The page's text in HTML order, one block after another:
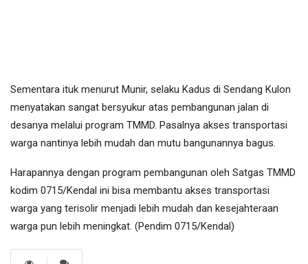
Sementara ituk menurut Munir, selaku Kadus di Sendang Kulon
menyatakan sangat bersyukur atas pembangunan jalan di
desanya melalui program TMMD. Pasalnya akses transportasi
warga nantinya lebih mudah dan mutu bangunannya bagus.
Harapannya dengan program pembangunan oleh Satgas TMMD
kodim 0715/Kendal ini bisa membantu akses transportasi
warga yang terisolir menjadi lebih mudah dan kesejahteraan
warga pun lebih meningkat. (Pendim 0715/Kendal)